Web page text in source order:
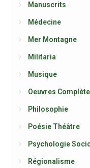
Manuscrits
Médecine
Mer Montagne
Militaria
Musique
Oeuvres
Philosophie
Poésie Théâtre
Psychologie
Régionalisme